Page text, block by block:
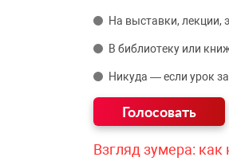
На выставки,
В библиотеку или
Никуда — если урок
Взгляд зумера: